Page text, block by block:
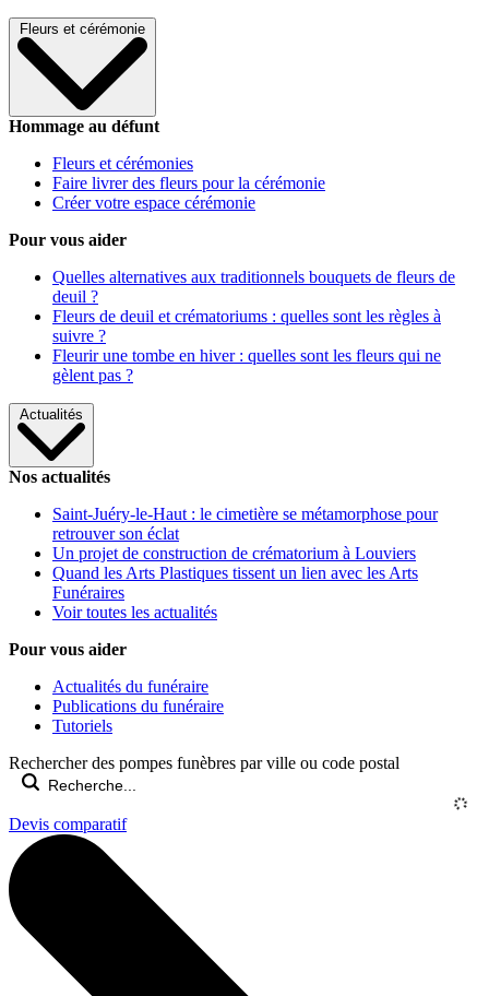
Fleurs et cérémonie
Hommage au défunt
Fleurs et cérémonies
Faire livrer des fleurs pour la cérémonie
Créer votre espace cérémonie
Pour vous aider
Quelles alternatives aux traditionnels bouquets de fleurs de
deuil ?
Fleurs de deuil et crématoriums : quelles sont les règles à
suivre ?
Fleurir une tombe en hiver : quelles sont les fleurs qui ne
gèlent pas ?
Actualités
Nos actualités
Saint-Juéry-le-Haut : le cimetière se métamorphose pour
retrouver son éclat
Un projet de construction de crématorium à Louviers
Quand les Arts Plastiques tissent un lien avec les Arts
Funéraires
Voir toutes les actualités
Pour vous aider
Actualités du funéraire
Publications du funéraire
Tutoriels
Rechercher des pompes funèbres par ville ou code postal
Devis comparatif